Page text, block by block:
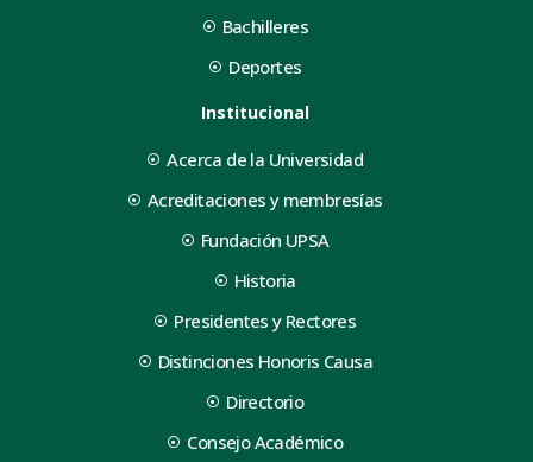
Bachilleres
Deportes
Institucional
Acerca de la Universidad
Acreditaciones y membresías
Fundación UPSA
Historia
Presidentes y Rectores
Distinciones Honoris Causa
Directorio
Consejo Académico